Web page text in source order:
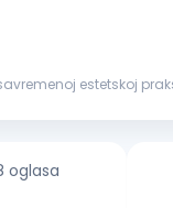
estetskoj praksi.
oglasa